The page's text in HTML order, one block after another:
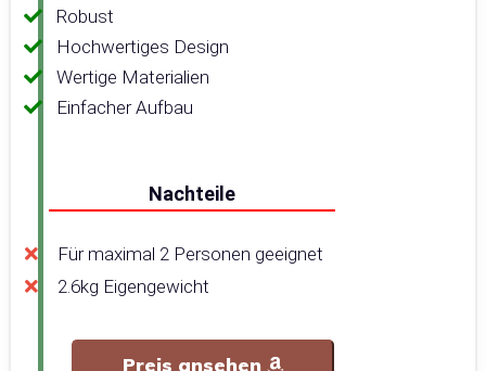
Robust
Hochwertiges Design
Wertige Materialien
Einfacher Aufbau
Nachteile
Für maximal 2 Personen geeignet
2.6kg Eigengewicht
Preis ansehen